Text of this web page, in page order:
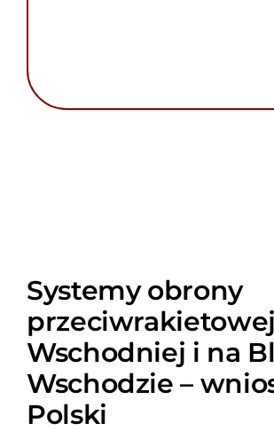
Systemy obrony
Wschodniej i na
Wschodzie –
Polski